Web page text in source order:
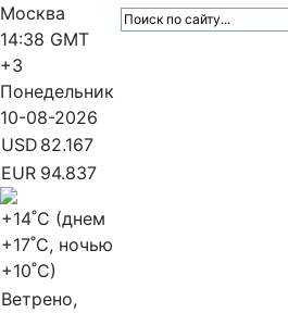
Москва
14:38 GMT
+3
Понедельник
10-08-2026
USD 82.167
EUR 94.837
+14˚C (днем
+17˚C, ночью
+10˚C)
Ветрено,